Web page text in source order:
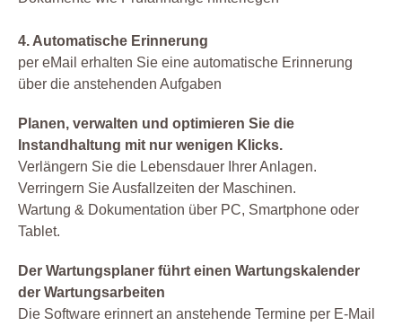
4. Automatische Erinnerung
per eMail erhalten Sie eine automatische Erinnerung
über die anstehenden Aufgaben
Planen, verwalten und optimieren Sie die
Instandhaltung mit nur wenigen Klicks.
Verlängern Sie die Lebensdauer Ihrer Anlagen.
Verringern Sie Ausfallzeiten der Maschinen.
Wartung & Dokumentation über PC, Smartphone oder
Tablet.
Der Wartungsplaner führt einen Wartungskalender
der Wartungsarbeiten
Die Software erinnert an anstehende Termine per E-Mail